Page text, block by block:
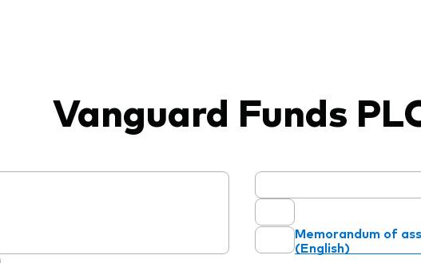
Vanguard Funds
Memorandum of
(English)